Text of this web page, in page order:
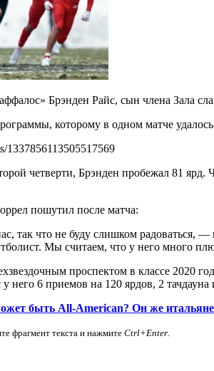
Брэнден Райс, сын члена Зала
которому в одном матче
1337856113505517569
четверти, Брэнден пробежал 81
пошутил после матча:
так что не буду слишком
Мы считаем, что у него много
проспектом в классе 2020
него 6 приемов на 120 ярдов, 2 тачдауна
быть All-American? Он же
фрагмент текста и нажмите Ctrl+Enter.